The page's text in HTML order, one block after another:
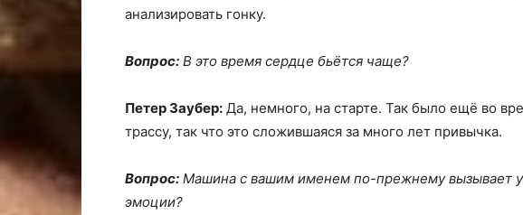
анализировать гонку.
Вопрос: В это время сердце бьётся чаще?
Петер Заубер: Да, немного, на старте. Так было ещё во
трассу, так что это сложившаяся за много лет привычка.
Вопрос: Машина с вашим именем по-прежнему вызывает
эмоции?